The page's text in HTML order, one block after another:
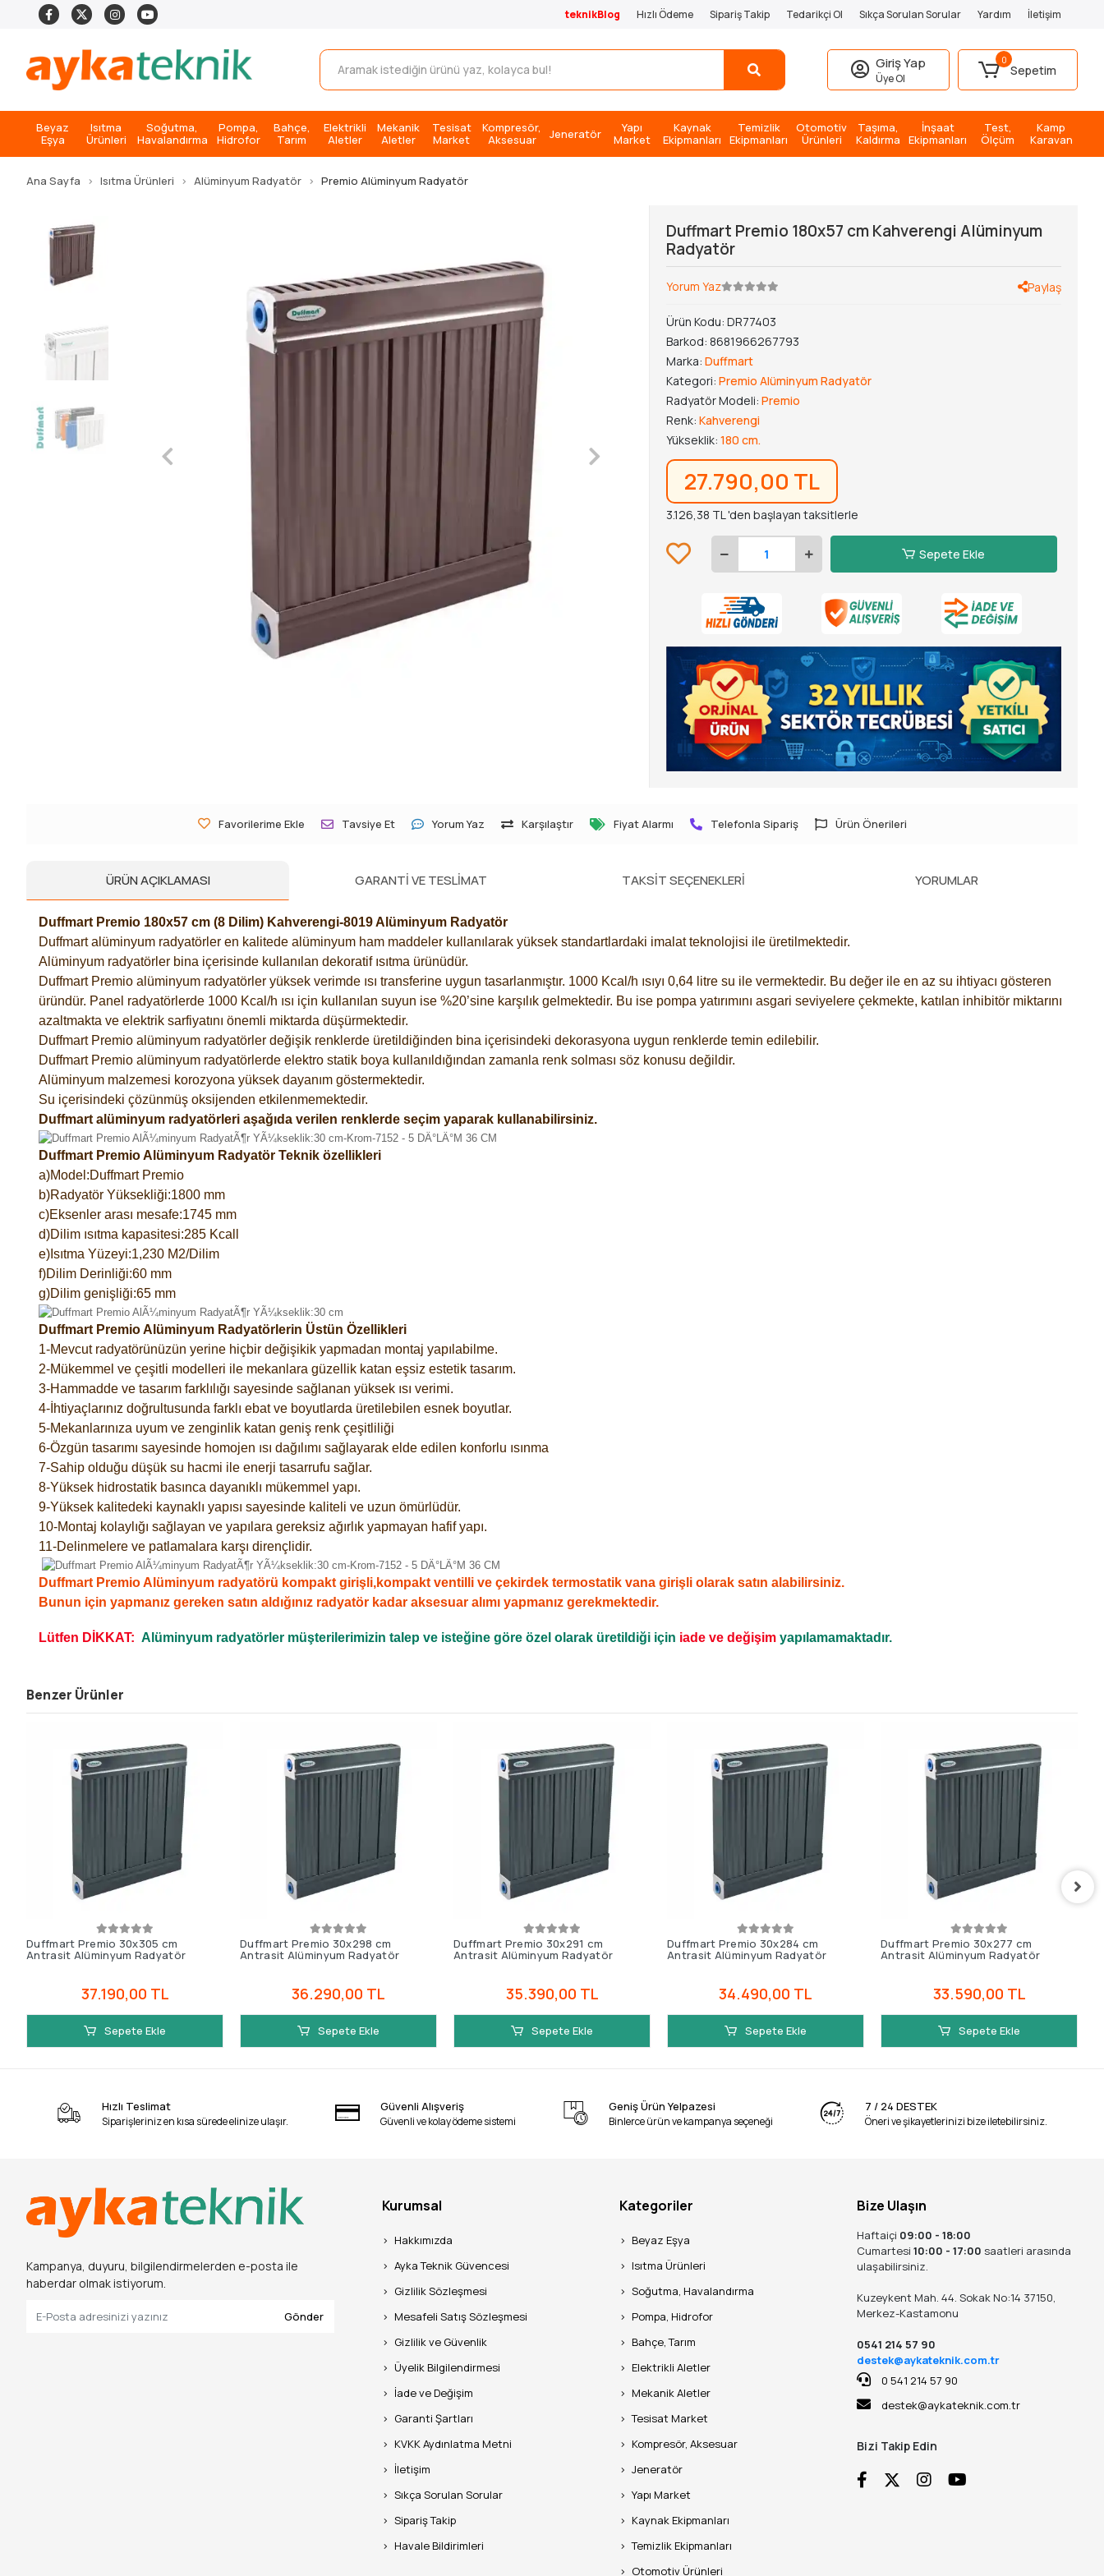
teknikBlog Hızlı Ödeme Sipariş Takip Tedarikçi Ol Sıkça Sorulan Sorular Yardım İletişim
Giriş Yap
Üye Ol
0
Sepetim
Beyaz
Eşya
Isıtma
Ürünleri
Soğutma,
Havalandırma
Pompa,
Hidrofor
Bahçe,
Tarım
Elektrikli
Aletler
Mekanik
Aletler
Tesisat
Market
Kompresör,
Aksesuar
Jeneratör
Yapı
Market
Kaynak
Ekipmanları
Temizlik
Ekipmanları
Otomotiv
Ürünleri
Taşıma,
Kaldırma
İnşaat
Ekipmanları
Test,
Ölçüm
Kamp
Karavan
Ana Sayfa Isıtma Ürünleri Alüminyum Radyatör Premio Alüminyum Radyatör
Duffmart Premio 180x57 cm Kahverengi Alüminyum
Radyatör
Yorum Yaz Paylaş
Ürün Kodu:DR77403
Barkod: 8681966267793
Marka:Duffmart
Kategori:Premio Alüminyum Radyatör
Radyatör Modeli:Premio
Renk:Kahverengi
Yükseklik:180 cm.
27.790,00 TL
3.126,38 TL 'den başlayan taksitlerle
Sepete Ekle
Favorilerime Ekle Tavsiye Et Yorum Yaz Karşılaştır Fiyat Alarmı Telefonla Sipariş Ürün Önerileri
ÜRÜN AÇIKLAMASI GARANTI VE TESLIMAT TAKSIT SEÇENEKLERI YORUMLAR
Duffmart Premio 180x57 cm (8 Dilim) Kahverengi-8019 Alüminyum Radyatör
Duffmart alüminyum radyatörler en kalitede alüminyum ham maddeler kullanılarak yüksek standartlardaki imalat teknolojisi ile üretilmektedir.
Alüminyum radyatörler bina içerisinde kullanılan dekoratif ısıtma ürünüdür.
Duffmart Premio alüminyum radyatörler yüksek verimde ısı transferine uygun tasarlanmıştır. 1000 Kcal/h ısıyı 0,64 litre su ile vermektedir. Bu değer ile en az su ihtiyacı gösteren
üründür. Panel radyatörlerde 1000 Kcal/h ısı için kullanılan suyun ise %20’sine karşılık gelmektedir. Bu ise pompa yatırımını asgari seviyelere çekmekte, katılan inhibitör miktarını
azaltmakta ve elektrik sarfiyatını önemli miktarda düşürmektedir.
Duffmart Premio alüminyum radyatörler değişik renklerde üretildiğinden bina içerisindeki dekorasyona uygun renklerde temin edilebilir.
Duffmart Premio alüminyum radyatörlerde elektro statik boya kullanıldığından zamanla renk solması söz konusu değildir.
Alüminyum malzemesi korozyona yüksek dayanım göstermektedir.
Su içerisindeki çözünmüş oksijenden etkilenmemektedir.
Duffmart alüminyum radyatörleri aşağıda verilen renklerde seçim yaparak kullanabilirsiniz.
Duffmart Premio Alüminyum Radyatör Teknik özellikleri
a)Model:Duffmart Premio
b)Radyatör Yüksekliği:1800 mm
c)Eksenler arası mesafe:1745 mm
d)Dilim ısıtma kapasitesi:285 Kcall
e)Isıtma Yüzeyi:1,230 M2/Dilim
f)Dilim Derinliği:60 mm
g)Dilim genişliği:65 mm
Duffmart Premio Alüminyum Radyatörlerin Üstün Özellikleri
1-Mevcut radyatörünüzün yerine hiçbir değişikik yapmadan montaj yapılabilme.
2-Mükemmel ve çeşitli modelleri ile mekanlara güzellik katan eşsiz estetik tasarım.
3-Hammadde ve tasarım farklılığı sayesinde sağlanan yüksek ısı verimi.
4-İhtiyaçlarınız doğrultusunda farklı ebat ve boyutlarda üretilebilen esnek boyutlar.
5-Mekanlarınıza uyum ve zenginlik katan geniş renk çeşitliliği
6-Özgün tasarımı sayesinde homojen ısı dağılımı sağlayarak elde edilen konforlu ısınma
7-Sahip olduğu düşük su hacmi ile enerji tasarrufu sağlar.
8-Yüksek hidrostatik basınca dayanıklı mükemmel yapı.
9-Yüksek kalitedeki kaynaklı yapısı sayesinde kaliteli ve uzun ömürlüdür.
10-Montaj kolaylığı sağlayan ve yapılara gereksiz ağırlık yapmayan hafif yapı.
11-Delinmelere ve patlamalara karşı dirençlidir.
Duffmart Premio Alüminyum radyatörü kompakt girişli,kompakt ventilli ve çekirdek termostatik vana girişli olarak satın alabilirsiniz.
Bunun için yapmanız gereken satın aldığınız radyatör kadar aksesuar alımı yapmanız gerekmektedir.
Lütfen DİKKAT: Alüminyum radyatörler müşterilerimizin talep ve isteğine göre özel olarak üretildiği için iade ve değişim yapılamamaktadır.
Benzer Ürünler
Duffmart Premio 30x305 cm
Antrasit Alüminyum Radyatör
37.190,00 TL
Sepete Ekle
Duffmart Premio 30x298 cm
Antrasit Alüminyum Radyatör
36.290,00 TL
Sepete Ekle
Duffmart Premio 30x291 cm
Antrasit Alüminyum Radyatör
35.390,00 TL
Sepete Ekle
Duffmart Premio 30x284 cm
Antrasit Alüminyum Radyatör
34.490,00 TL
Sepete Ekle
Duffmart Premio 30x277 cm
Antrasit Alüminyum Radyatör
33.590,00 TL
Sepete Ekle
Hızlı Teslimat
Siparişleriniz en kısa sürede elinize ulaşır.
Güvenli Alışveriş
Güvenli ve kolay ödeme sistemi
Geniş Ürün Yelpazesi
Binlerce ürün ve kampanya seçeneği
7 / 24 DESTEK
Öneri ve şikayetlerinizi bize iletebilirsiniz.
Kampanya, duyuru, bilgilendirmelerden e-posta ile
haberdar olmak istiyorum.
Gönder
Kurumsal
Hakkımızda
Ayka Teknik Güvencesi
Gizlilik Sözleşmesi
Mesafeli Satış Sözleşmesi
Gizlilik ve Güvenlik
Üyelik Bilgilendirmesi
İade ve Değişim
Garanti Şartları
KVKK Aydınlatma Metni
İletişim
Sıkça Sorulan Sorular
Sipariş Takip
Havale Bildirimleri
Kategoriler
Beyaz Eşya
Isıtma Ürünleri
Soğutma, Havalandırma
Pompa, Hidrofor
Bahçe, Tarım
Elektrikli Aletler
Mekanik Aletler
Tesisat Market
Kompresör, Aksesuar
Jeneratör
Yapı Market
Kaynak Ekipmanları
Temizlik Ekipmanları
Otomotiv Ürünleri
Bize Ulaşın
Haftaiçi 09:00 - 18:00
Cumartesi10:00 - 17:00 saatleri arasında
ulaşabilirsiniz.
Kuzeykent Mah. 44. Sokak No:14 37150,
Merkez-Kastamonu
0541 214 57 90
destek@aykateknik.com.tr
0 541 214 57 90
destek@aykateknik.com.tr
Bizi Takip Edin